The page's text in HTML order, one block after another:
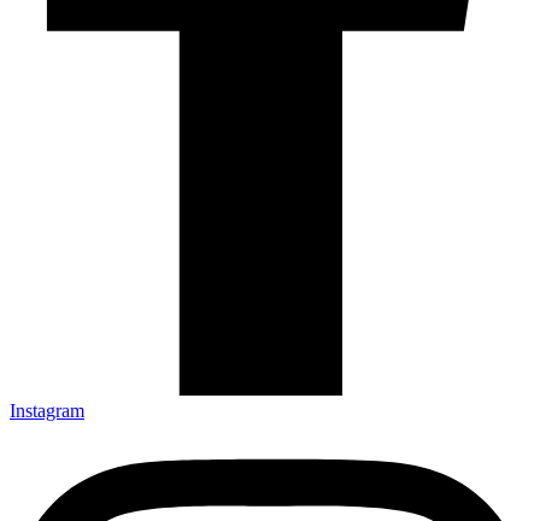
Instagram